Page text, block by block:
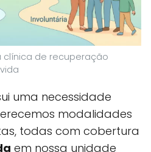
clínica de recuperação
uma necessidade
modalidades
todas com cobertura
em nossa unidade